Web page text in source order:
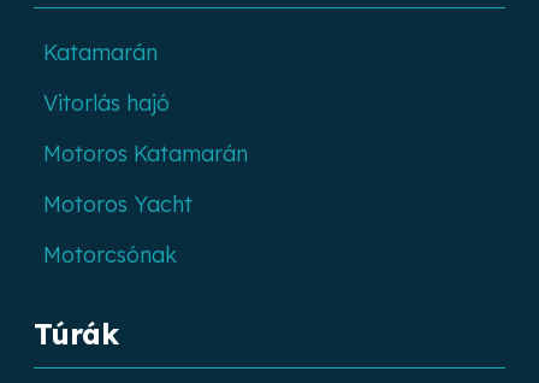
Katamarán
Vitorlás hajó
Motoros Katamarán
Motoros Yacht
Motorcsónak
Túrák